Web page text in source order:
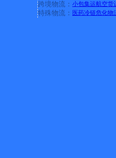
跨境物流： 小包集运航空货
特殊物流： 医药冷链危化物